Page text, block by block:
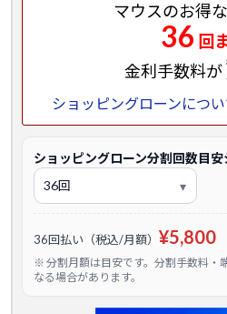
マウスのお得
36 回
金利手数料が
ショッピングローンにつ
ショッピングローン分割回数目
36回払い（税込/月額） ¥5,800
※ 分割月額は目安です。分割手数料・
なる場合があります。